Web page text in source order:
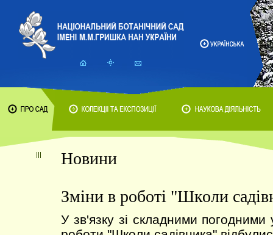
Новини
Зміни в роботі "Школи
У зв'язку зі складними погодними